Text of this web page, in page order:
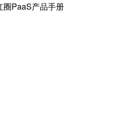
圈PaaS产品手册